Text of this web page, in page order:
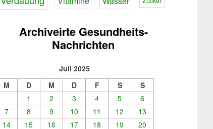
Archiveirte Gesundheits-
Nachrichten
Juli 2025
M
D M D F S
S
1
2 3 4 5
6
7
8 9 10 11 12
13
14
15 16 17 18 19 20